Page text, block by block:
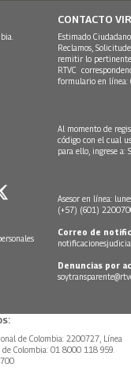
CONTACTO
Estimado
Reclamos,
remitir lo
RTVC
formulario en línea:
Al momento de
código con el cual
para ello, ingrese a:
Asesor en línea:
(+57) (601)
Correo de
Denuncias por
de Colombia: 2200727, Línea
Colombia: 01 8000 118 959.